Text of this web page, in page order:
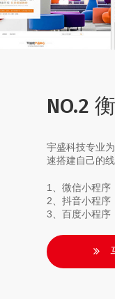
NO.2
宇盛科技专业
速搭建自己的
1、微信小程序
2、抖音小程序
3、百度小程序